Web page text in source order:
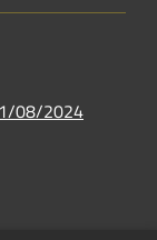
08/2024